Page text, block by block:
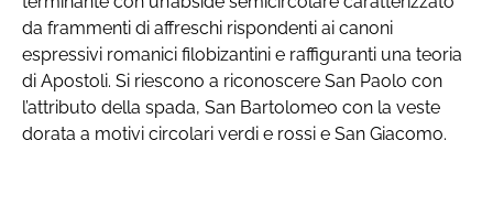
da frammenti di affreschi rispondenti ai canoni
espressivi romanici filobizantini e raffiguranti una teoria
di Apostoli. Si riescono a riconoscere San Paolo con
l’attributo della spada, San Bartolomeo con la veste
dorata a motivi circolari verdi e rossi e San Giacomo.